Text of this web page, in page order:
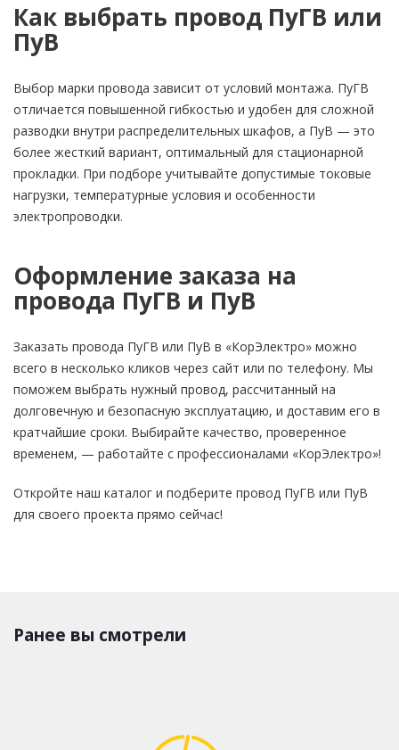
Как выбрать провод ПуГВ или
ПуВ
Выбор марки провода зависит от условий монтажа. ПуГВ
отличается повышенной гибкостью и удобен для сложной
разводки внутри распределительных шкафов, а ПуВ — это
более жесткий вариант, оптимальный для стационарной
прокладки. При подборе учитывайте допустимые токовые
нагрузки, температурные условия и особенности
электропроводки.
Оформление заказа на
провода ПуГВ и ПуВ
Заказать провода ПуГВ или ПуВ в «КорЭлектро» можно
всего в несколько кликов через сайт или по телефону. Мы
поможем выбрать нужный провод, рассчитанный на
долговечную и безопасную эксплуатацию, и доставим его в
кратчайшие сроки. Выбирайте качество, проверенное
временем, — работайте с профессионалами «КорЭлектро»!
Откройте наш каталог и подберите провод ПуГВ или ПуВ
для своего проекта прямо сейчас!
Ранее вы смотрели